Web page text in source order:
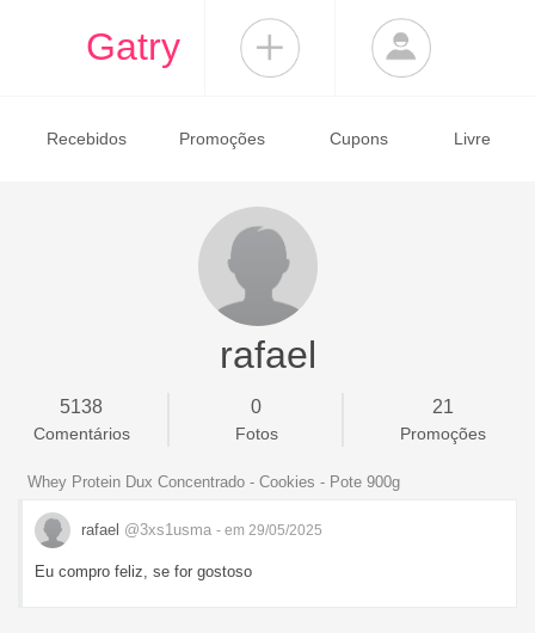
Gatry
Recebidos Promoções Cupons Livre
rafael
5138
Comentários
0
Fotos
21
Promoções
Whey Protein Dux Concentrado - Cookies - Pote 900g
rafael @3xs1usma - em 29/05/2025
Eu compro feliz, se for gostoso